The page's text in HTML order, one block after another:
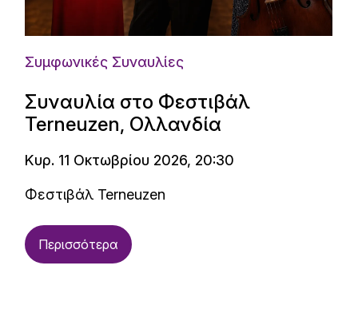
Συμφωνικές Συναυλίες
Συναυλία στο Φεστιβάλ
Terneuzen, Ολλανδία
Κυρ. 11 Οκτωβρίου 2026, 20:30
Φεστιβάλ Terneuzen
Περισσότερα